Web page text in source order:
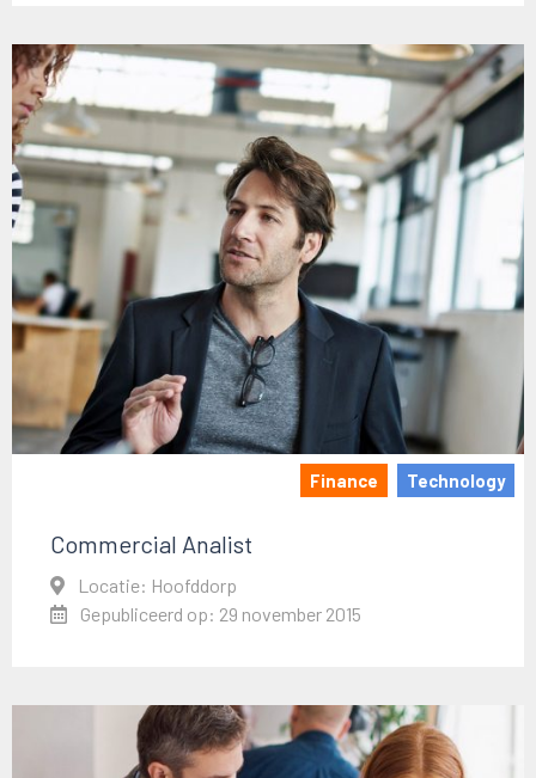
Finance Technology
Commercial Analist
Locatie: Hoofddorp
Gepubliceerd op: 29 november 2015